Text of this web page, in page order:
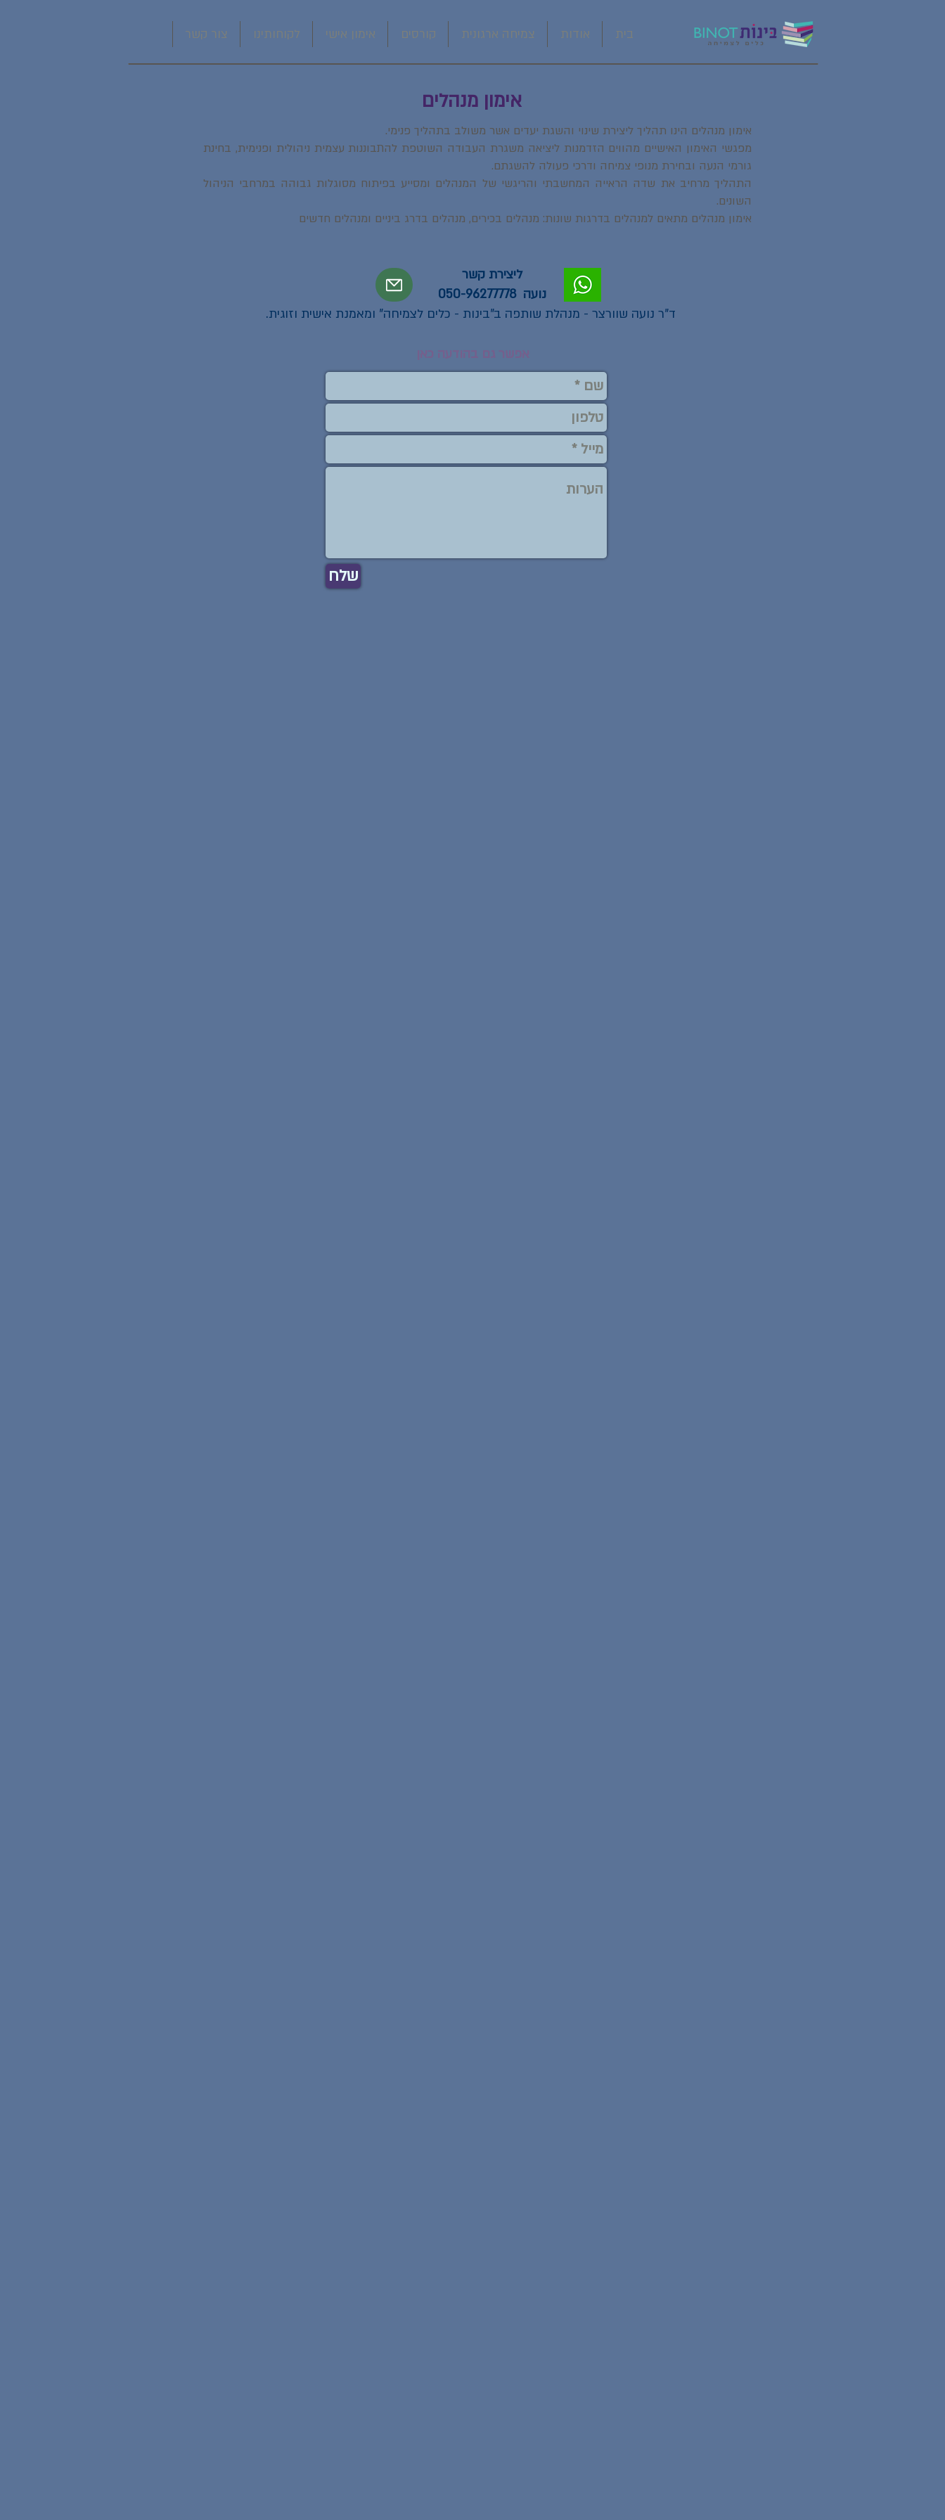
בית אודות צמיחה ארגונית קורסים אימון אישי לקוחותינו צור קשר
אימון מנהלים
אימון מנהלים הינו תהליך ליצירת שינוי והשגת יעדים אשר משולב בתהליך פנימי.
מפגשי האימון האישיים מהווים הזדמנות ליציאה משגרת העבודה השוטפת להתבוננות עצמית ניהולית ופנימית, בחינת
גורמי הנעה ובחירת מנופי צמיחה ודרכי פעולה להשגתם.
התהליך מרחיב את שדה הראייה המחשבתי והריגשי של המנהלים ומסייע בפיתוח מסוגלות גבוהה במרחבי הניהול
השונים.
אימון מנהלים מתאים למנהלים בדרגות שונות: מנהלים בכירים, מנהלים בדרג ביניים ומנהלים חדשים
ד”ר נועה שוורצר - מנהלת שותפה ב"בינות - כלים לצמיחה" ומאמנת אישית וזוגית.
ליצירת קשר
נועה 050-96277778
אפשר גם בהודעה כאן
שלח